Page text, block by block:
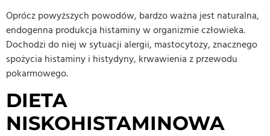
Oprócz powyższych powodów, bardzo ważna jest naturalna,
endogenna produkcja histaminy w organizmie człowieka.
Dochodzi do niej w sytuacji alergii, mastocytozy, znacznego
spożycia histaminy i histydyny, krwawienia z przewodu
pokarmowego.
DIETA
NISKOHISTAMINOWA